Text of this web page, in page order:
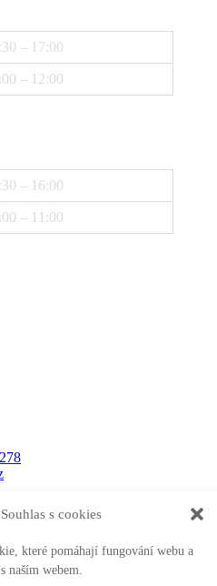
s cookies
které pomáhají fungování webu a
naším webem.
– 17:00
– 12:00
– 16:00
– 11:00